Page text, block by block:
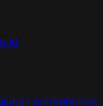
permohonan